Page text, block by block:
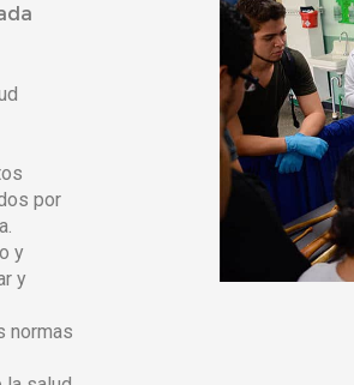
por
y
y
normas